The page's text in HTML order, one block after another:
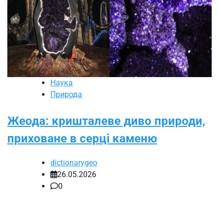
Наука
Природа
Жеода: кришталеве диво природи,
приховане в серці каменю
dictionarygeo
26.05.2026
0